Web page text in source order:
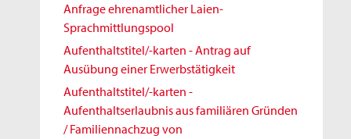
Anfrage ehrenamtlicher Laien-
Sprachmittlungspool
Aufenthaltstitel/-karten - Antrag auf
Ausübung einer Erwerbstätigkeit
Aufenthaltstitel/-karten -
Aufenthaltserlaubnis aus familiären Gründen
/ Familiennachzug von